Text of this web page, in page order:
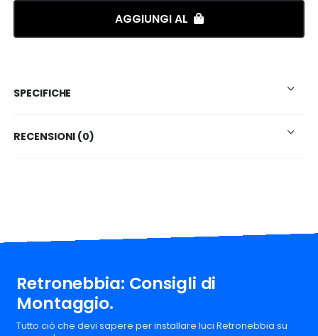
AGGIUNGI AL
SPECIFICHE
RECENSIONI (0)
Retronebbia: Consigli di
Montaggio.
Tutto ciò che devi sapere per installare luci Retronebbia su